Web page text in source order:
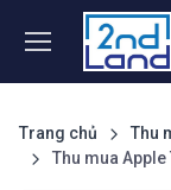
Trang chủ Thu
Thu mua Apple